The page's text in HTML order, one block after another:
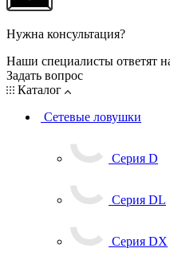
Нужна консультация?
Наши специалисты ответят
Задать вопрос
Каталог
Сетевые ловушки
Серия D
Серия DL
Серия DX